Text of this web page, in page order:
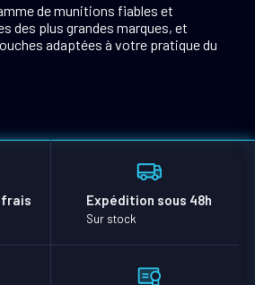
de munitions fiables et
des plus grandes marques, et
adaptées à votre pratique du
frais Expédition sous 48h
Sur stock